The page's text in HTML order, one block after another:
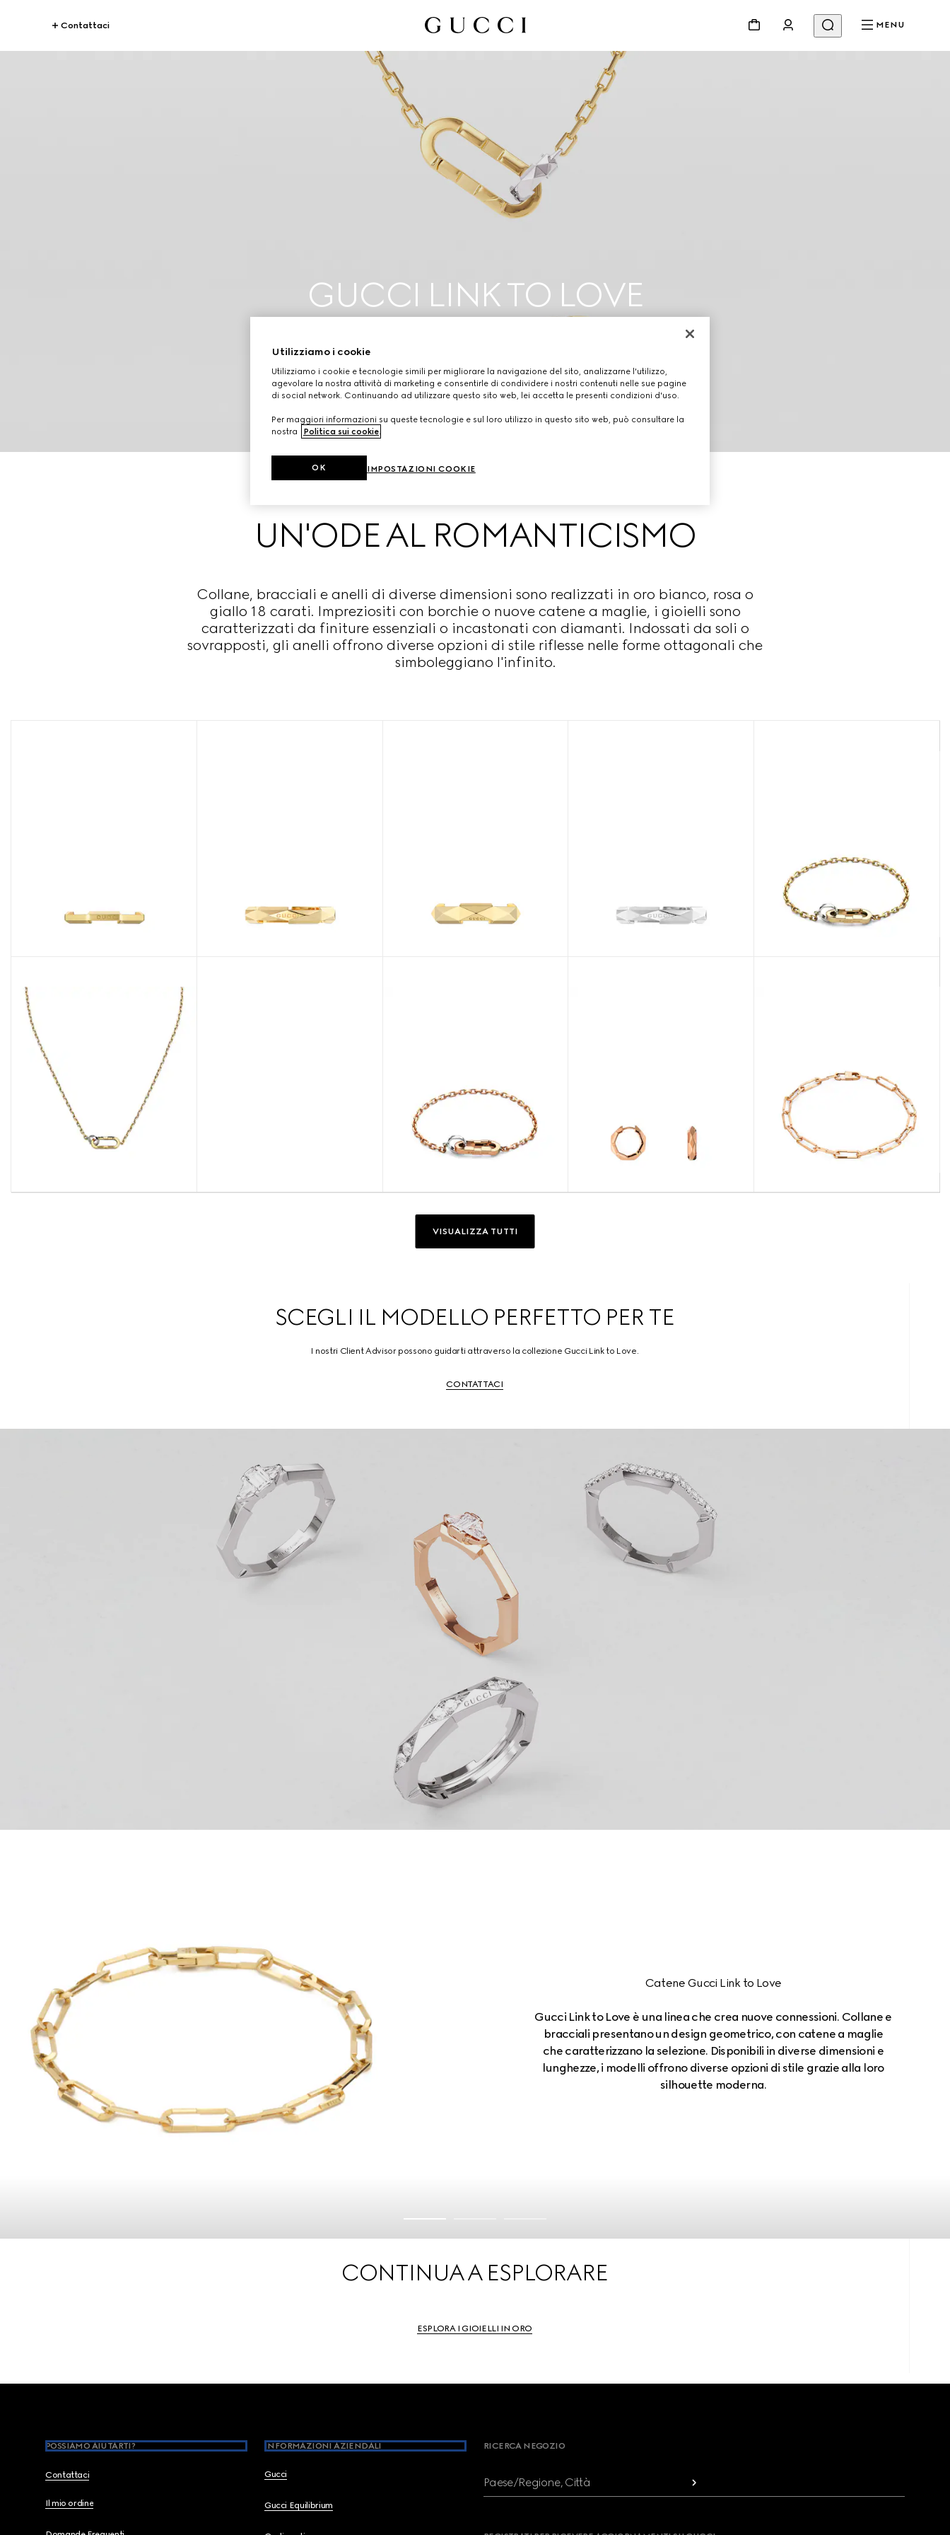
Contattaci MENU
GUCCI LINK TO LOVE
UN'ODE AL ROMANTICISMO
Collane, bracciali e anelli di diverse dimensioni sono realizzati in oro bianco, rosa o
giallo 18 carati. Impreziositi con borchie o nuove catene a maglie, i gioielli sono
caratterizzati da finiture essenziali o incastonati con diamanti. Indossati da soli o
sovrapposti, gli anelli offrono diverse opzioni di stile riflesse nelle forme ottagonali che
simboleggiano l'infinito.
VISUALIZZA TUTTI
SCEGLI IL MODELLO PERFETTO PER TE
I nostri Client Advisor possono guidarti attraverso la collezione Gucci Link to Love.
CONTATTACI
Catene Gucci Link to Love
Gucci Link to Love è una linea che crea nuove connessioni. Collane e
bracciali presentano un design geometrico, con catene a maglie
che caratterizzano la selezione. Disponibili in diverse dimensioni e
lunghezze, i modelli offrono diverse opzioni di stile grazie alla loro
silhouette moderna.
CONTINUA A ESPLORARE
ESPLORA I GIOIELLI IN ORO
Footer
POSSIAMO AIUTARTI?
Contattaci
Il mio ordine
INFORMAZIONI AZIENDALI
Gucci
Gucci Equilibrium
RICERCA NEGOZIO
Paese/Regione, Città
Utilizziamo i cookie
Utilizziamo i cookie e tecnologie simili per migliorare la navigazione del sito, analizzarne l'utilizzo,
agevolare la nostra attività di marketing e consentirle di condividere i nostri contenuti nelle sue pagine
di social network. Continuando ad utilizzare questo sito web, lei accetta le presenti condizioni d'uso.
Per maggiori informazioni su queste tecnologie e sul loro utilizzo in questo sito web, può consultare la
nostra
Politica sui cookie.
IMPOSTAZIONI COOKIE
OK